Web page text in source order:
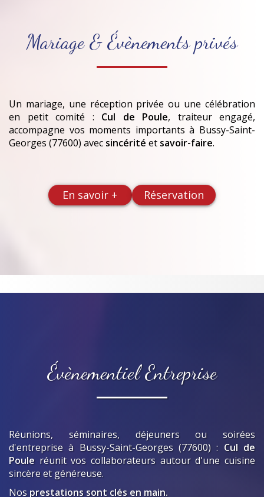
Mariage & Évènements privés
Un mariage, une réception privée ou une célébration
en petit comité : Cul de Poule, traiteur engagé,
accompagne vos moments importantsà Bussy-Saint-
Georges (77600) avec sincérité et savoir-faire.
En savoir + Réservation
Évènementiel Entreprise
Réunions, séminaires, déjeuners ou soirées
d'entrepriseà Bussy-Saint-Georges (77600) : Cul de
Poule réunit vos collaborateurs autour d'une cuisine
sincère et généreuse.
Nos prestations sont clés en main.